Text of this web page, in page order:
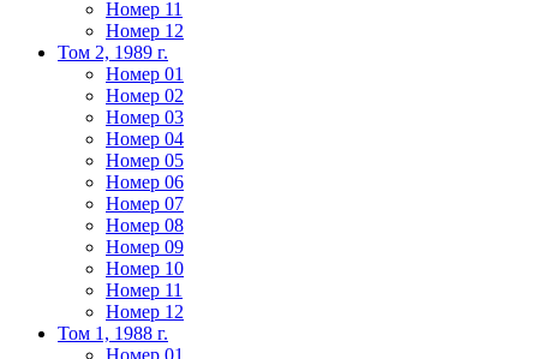
Номер 11
Номер 12
Том 2, 1989 г.
Номер 01
Номер 02
Номер 03
Номер 04
Номер 05
Номер 06
Номер 07
Номер 08
Номер 09
Номер 10
Номер 11
Номер 12
Том 1, 1988 г.
Номер 01